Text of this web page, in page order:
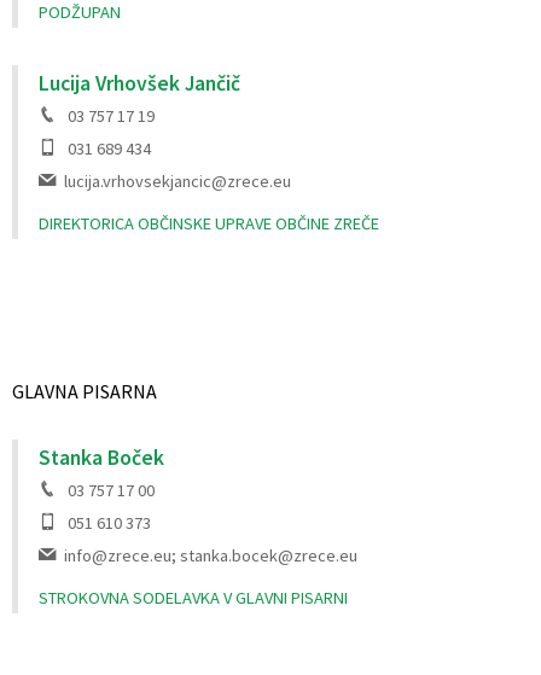
PODŽUPAN
Lucija Vrhovšek Jančič
03 757 17 19
031 689 434
lucija.vrhovsekjancic@zrece.eu
DIREKTORICA OBČINSKE UPRAVE OBČINE ZREČE
GLAVNA PISARNA
Stanka Boček
03 757 17 00
051 610 373
info@zrece.eu; stanka.bocek@zrece.eu
STROKOVNA SODELAVKA V GLAVNI PISARNI